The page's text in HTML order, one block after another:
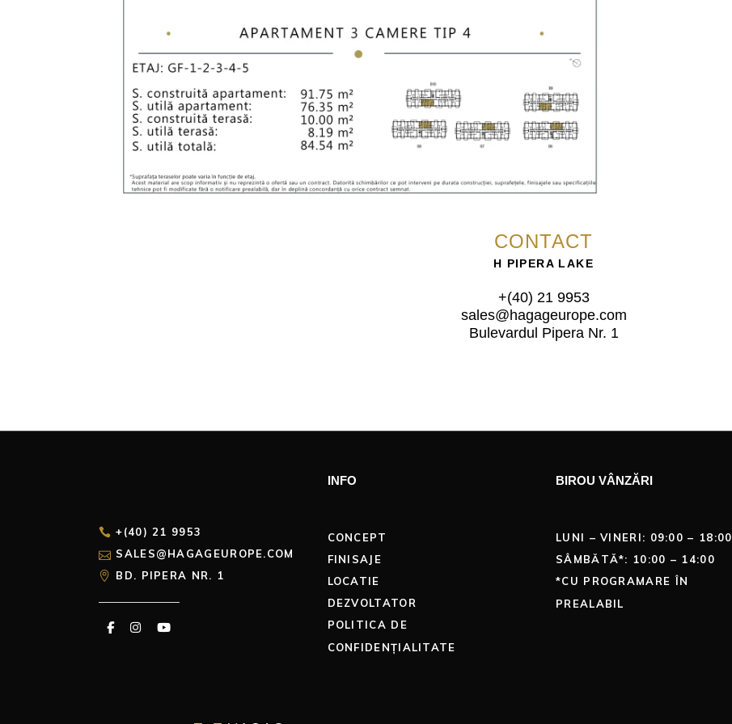
CONTACT
H PIPERA LAKE
+(40) 21 9953
sales@hagageurope.com
Bulevardul Pipera Nr. 1
+(40) 21 9953
SALES@HAGAGEUROPE.COM
BD. PIPERA NR. 1
INFO
CONCEPT
FINISAJE
LOCATIE
DEZVOLTATOR
POLITICA DE
CONFIDENȚIALITATE
BIROU VÂNZĂRI
LUNI – VINERI: 09:00 – 18:00
SÂMBĂTĂ*: 10:00 – 14:00
*CU PROGRAMARE ÎN
PREALABIL